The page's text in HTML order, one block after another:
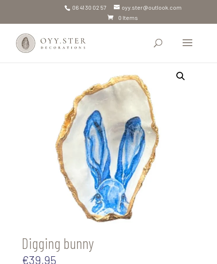
06 41 30 02 57
oyy.ster@outlook.com
0 Items
Digging bunny
€39,95